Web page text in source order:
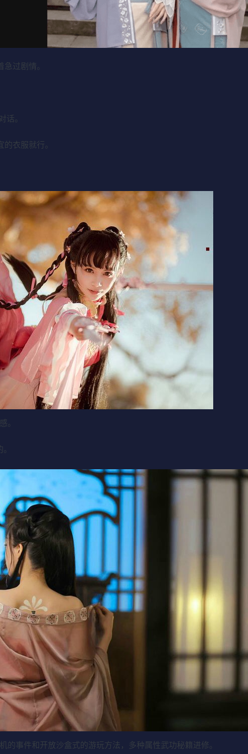
过剧情。
话。
衣服就行。
。
和开放沙盒式的游玩方法，多种属性武功秘籍进修。